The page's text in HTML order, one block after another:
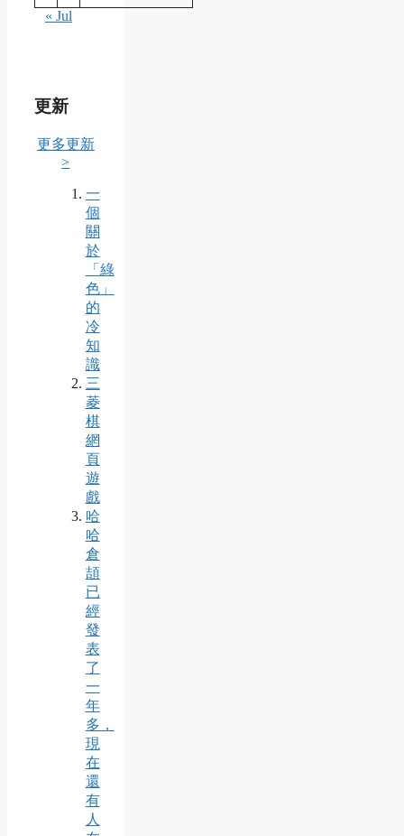
« Jul
更新
更多更新
>
一
個
關
於
「綠
色」
的
冷
知
識
三
菱
棋
網
頁
遊
戲
哈
哈
倉
頡
已
經
發
表
了
一
年
多，
現
在
還
有
人